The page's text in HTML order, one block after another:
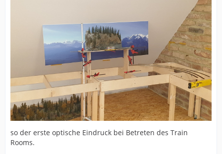
so der erste optische Eindruck bei Betreten des Train
Rooms.